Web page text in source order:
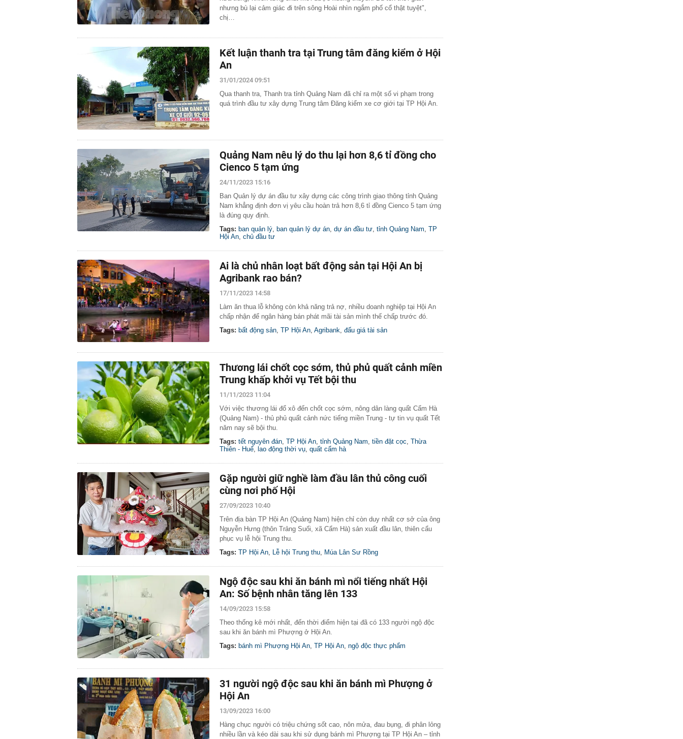
16:03
Một hãng xe Nhật vừa ra mắt mẫu ô tô giá tương đương 200 triệu
đồng, 'cân' được xăng từ E20 đến E100
nhưng bù lại cảm giác đi trên sông Hoài nhìn ngắm phố cổ thật tuyệt",
chị…
Kết luận thanh tra tại Trung tâm đăng kiểm ở Hội
An
31/01/2024 09:51
Qua thanh tra, Thanh tra tỉnh Quảng Nam đã chỉ ra một số vi phạm trong
quá trình đầu tư xây dựng Trung tâm Đăng kiểm xe cơ giới tại TP Hội An.
Quảng Nam nêu lý do thu lại hơn 8,6 tỉ đồng cho
Cienco 5 tạm ứng
24/11/2023 15:16
Ban Quản lý dự án đầu tư xây dựng các công trình giao thông tỉnh Quảng
Nam khẳng định đơn vị yêu cầu hoàn trả hơn 8,6 tỉ đồng Cienco 5 tạm ứng
là đúng quy định.
Tags: ban quản lý ban quản lý dự án dự án đầu tư tỉnh Quảng Nam TP
Hội An chủ đầu tư
Ai là chủ nhân loạt bất động sản tại Hội An bị
Agribank rao bán?
17/11/2023 14:58
Làm ăn thua lỗ không còn khả năng trả nợ, nhiều doanh nghiệp tại Hội An
chấp nhận để ngân hàng bán phát mãi tài sản mình thế chấp trước đó.
Tags: bất động sản TP Hội An Agribank đấu giá tài sản
Thương lái chốt cọc sớm, thủ phủ quất cảnh miền
Trung khấp khởi vụ Tết bội thu
11/11/2023 11:04
Với việc thương lái đổ xô đến chốt cọc sớm, nông dân làng quất Cẩm Hà
(Quảng Nam) - thủ phủ quất cảnh nức tiếng miền Trung - tự tin vụ quất Tết
năm nay sẽ bội thu.
Tags: tết nguyên đán, TP Hội An, tỉnh Quảng Nam, tiền đặt cọc, Thừa
Thiên - Huế, lao động thời vụ, quất cẩm hà
Gặp người giữ nghề làm đầu lân thủ công cuối
cùng nơi phố Hội
27/09/2023 10:40
Trên địa bàn TP Hội An (Quảng Nam) hiện chỉ còn duy nhất cơ sở của ông
Nguyễn Hưng (thôn Trảng Suối, xã Cẩm Hà) sản xuất đầu lân, thiên cẩu
phục vụ lễ hội Trung thu.
Tags: TP Hội An, Lễ hội Trung thu, Múa Lân Sư Rồng
Ngộ độc sau khi ăn bánh mì nổi tiếng nhất Hội
An: Số bệnh nhân tăng lên 133
14/09/2023 15:58
Theo thống kê mới nhất, đến thời điểm hiện tại đã có 133 người ngộ độc
sau khi ăn bánh mì Phượng ở Hội An.
Tags: bánh mì Phượng Hội An, TP Hội An, ngộ độc thực phẩm
31 người ngộ độc sau khi ăn bánh mì Phượng ở
Hội An
13/09/2023 16:00
Hàng chục người có triệu chứng sốt cao, nôn mửa, đau bụng, đi phân lỏng
nhiều lần và kéo dài sau khi sử dụng bánh mì Phượng tại TP Hội An – tỉnh